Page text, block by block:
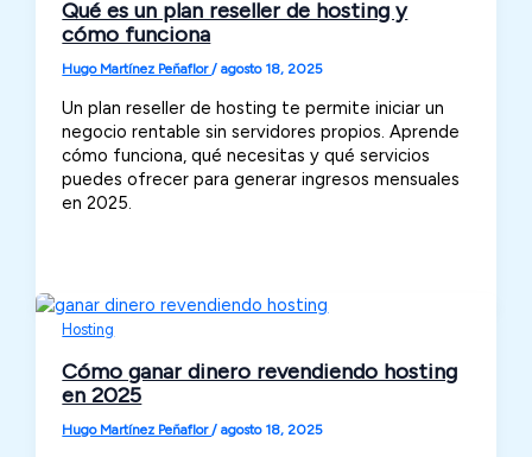
Qué es un plan reseller de hosting y
cómo funciona
Hugo Martínez Peñaflor /agosto 18, 2025
Un plan reseller de hosting te permite iniciar un
negocio rentable sin servidores propios. Aprende
cómo funciona, qué necesitas y qué servicios
puedes ofrecer para generar ingresos mensuales
en 2025.
Hosting
Cómo ganar dinero revendiendo hosting
en 2025
Hugo Martínez Peñaflor/agosto 18, 2025